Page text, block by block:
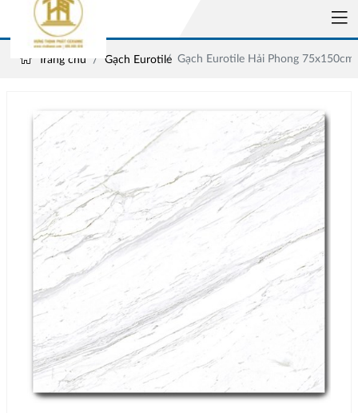
Trang chủ Gạch Eurotile Gạch Eurotile Hải Phong 75x150cm